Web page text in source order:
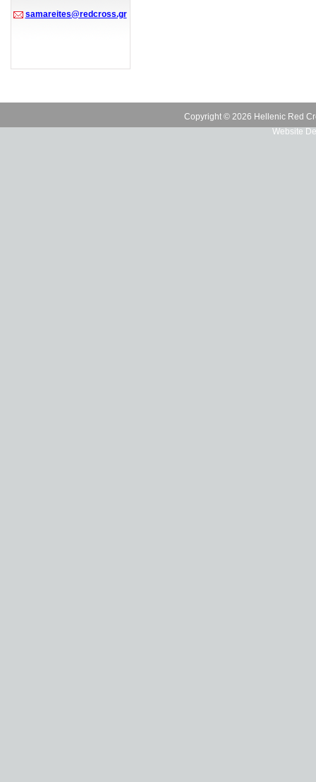
samareites@redcross.gr
Copyright © 2026 Hellenic Red
Website